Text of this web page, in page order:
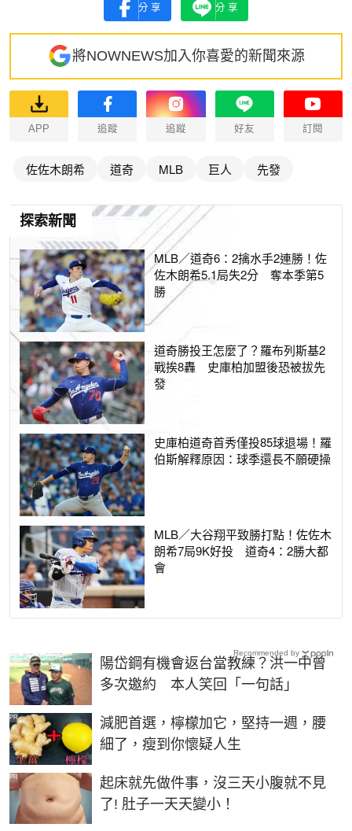
分享 分享
將NOWNEWS加入你喜愛的新聞來源
APP 追蹤 追蹤 好友 訂閱
佐佐木朗希 道奇 MLB 巨人 先發
探索新聞
MLB／道奇6：2擒水手2連勝！佐
佐木朗希5.1局失2分 奪本季第5
勝
道奇勝投王怎麼了？羅布列斯基2
戰挨8轟 史庫柏加盟後恐被拔先
發
史庫柏道奇首秀僅投85球退場！羅
伯斯解釋原因：球季還長不願硬操
MLB／大谷翔平致勝打點！佐佐木
朗希7局9K好投 道奇4：2勝大都
會
陽岱鋼有機會返台當教練？洪一中曾
多次邀約 本人笑回「一句話」
減肥首選，檸檬加它，堅持一週，腰
細了，瘦到你懷疑人生
PR
起床就先做件事，沒三天小腹就不見
了! 肚子一天天變小！
PR
Recommended by